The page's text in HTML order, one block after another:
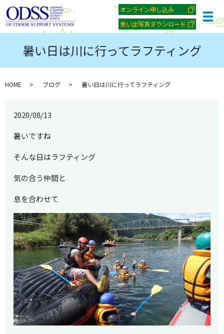
オンライン申し込み
思い出写真ダウンロード
メ
暑い日は川に行ってラフティング
HOME ブログ 暑い日は川に行ってラフティング
2020/08/13
暑いですね
そんな日はラフティング
気の合う仲間と
息を合わせて